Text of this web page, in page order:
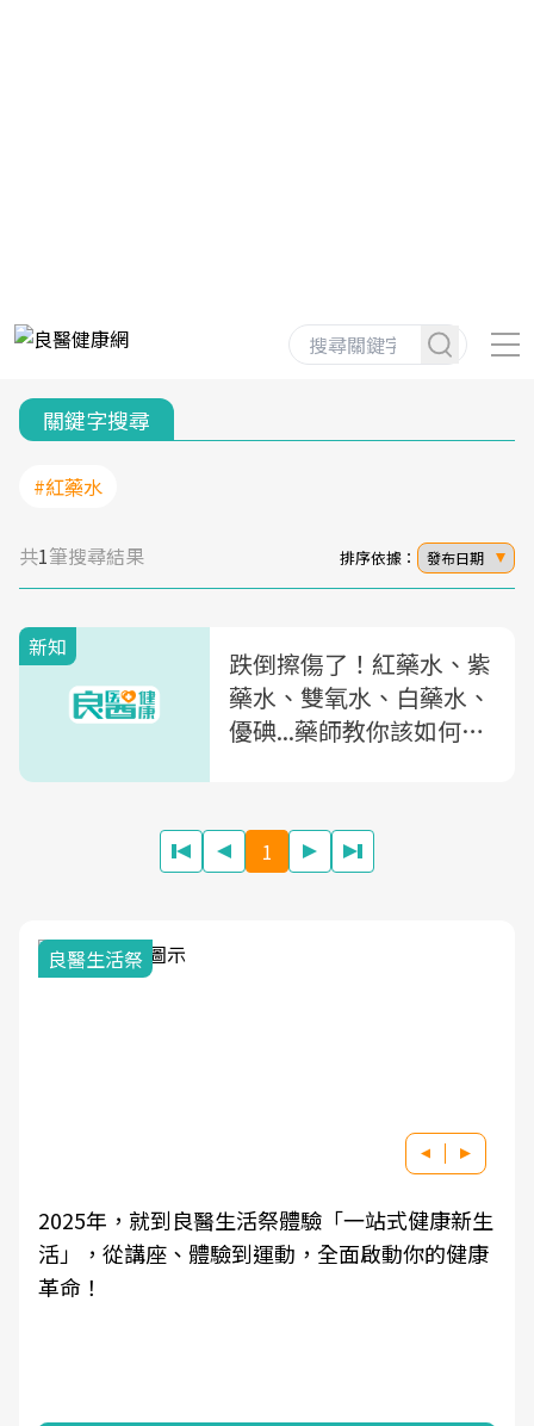
關鍵字搜尋
#紅藥水
共1筆搜尋結果 排序依據： 發布日期
新知
跌倒擦傷了！紅藥水、紫
藥水、雙氧水、白藥水、
優碘...藥師教你該如何選
1
我與健康韌性的距離
良醫健康網從「換季的身體變化」出發，透過醫
學觀點與日常感受的對話，建立對亞健康的認
知，進而引導實際的改善行動。